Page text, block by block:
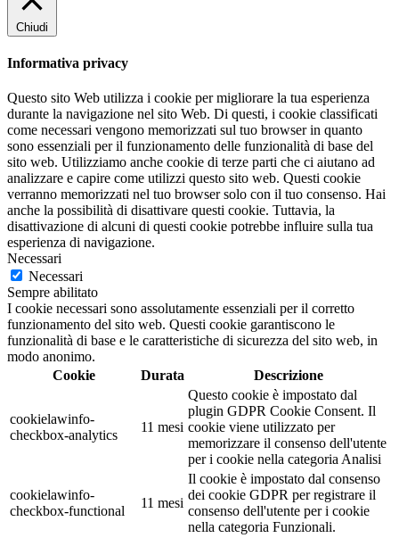
Chiudi
Informativa privacy
Questo sito Web utilizza i cookie per migliorare la tua esperienza
durante la navigazione nel sito Web. Di questi, i cookie classificati
come necessari vengono memorizzati sul tuo browser in quanto
sono essenziali per il funzionamento delle funzionalità di base del
sito web. Utilizziamo anche cookie di terze parti che ci aiutano ad
analizzare e capire come utilizzi questo sito web. Questi cookie
verranno memorizzati nel tuo browser solo con il tuo consenso. Hai
anche la possibilità di disattivare questi cookie. Tuttavia, la
disattivazione di alcuni di questi cookie potrebbe influire sulla tua
esperienza di navigazione.
Necessari
Necessari
Sempre abilitato
I cookie necessari sono assolutamente essenziali per il corretto
funzionamento del sito web. Questi cookie garantiscono le
funzionalità di base e le caratteristiche di sicurezza del sito web, in
modo anonimo.
Cookie
Durata Descrizione
cookielawinfo-
checkbox-analytics
11 mesi
Questo cookie è impostato dal
plugin GDPR Cookie Consent. Il
cookie viene utilizzato per
memorizzare il consenso dell'utente
per i cookie nella categoria Analisi
cookielawinfo-
checkbox-functional
11 mesi
Il cookie è impostato dal consenso
dei cookie GDPR per registrare il
consenso dell'utente per i cookie
nella categoria Funzionali.